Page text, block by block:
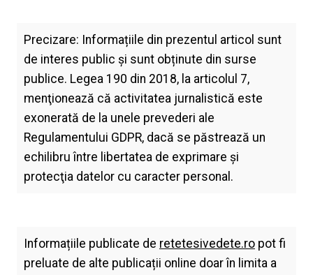
Precizare: Informațiile din prezentul articol sunt
de interes public și sunt obținute din surse
publice. Legea 190 din 2018, la articolul 7,
menţionează că activitatea jurnalistică este
exonerată de la unele prevederi ale
Regulamentului GDPR, dacă se păstrează un
echilibru între libertatea de exprimare şi
protecţia datelor cu caracter personal.
Informațiile publicate de retetesivedete.ropot fi
preluate de alte publicații online doar în limita a